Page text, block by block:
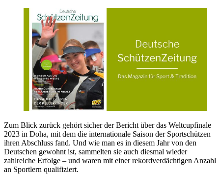
Zum Blick zurück gehört sicher der Bericht über das Weltcupfinale
2023 in Doha, mit dem die internationale Saison der Sportschützen
ihren Abschluss fand. Und wie man es in diesem Jahr von den
Deutschen gewohnt ist, sammelten sie auch diesmal wieder
zahlreiche Erfolge – und waren mit einer rekordverdächtigen Anzahl
an Sportlern qualifiziert.